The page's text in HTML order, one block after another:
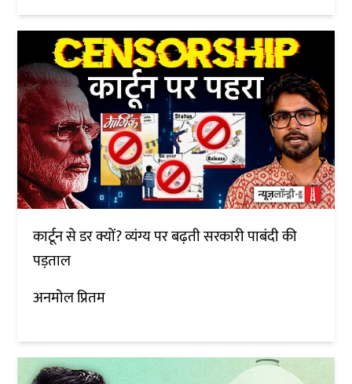
कार्टून से डर क्यों? व्यंग्य पर बढ़ती सरकारी पाबंदी की
पड़ताल
अनमोल प्रितम